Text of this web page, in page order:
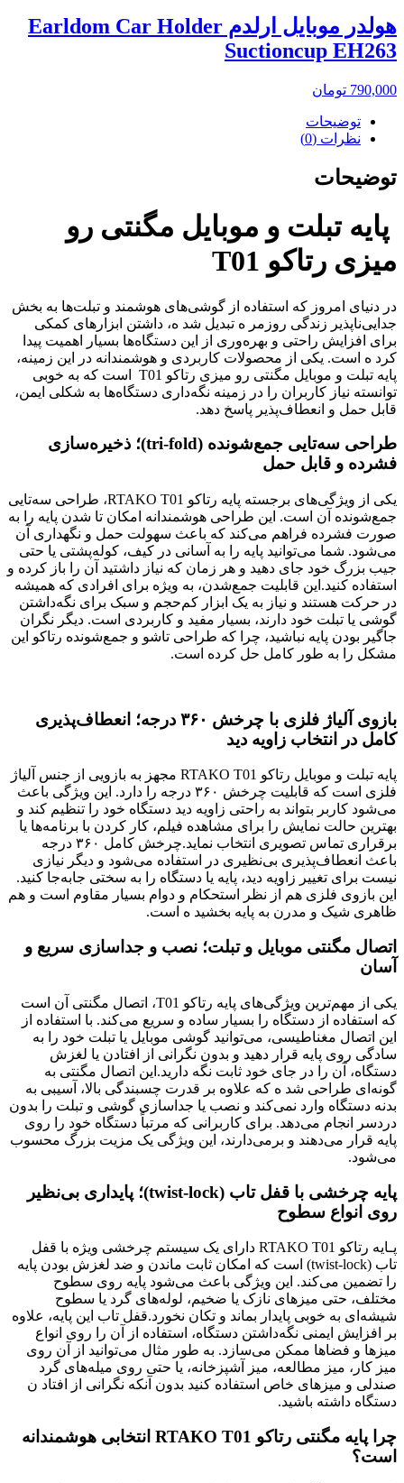
هولدر موبایل ارلدم Earldom Car Holder
Suctioncup EH263
790,000 تومان
توضیحات
نظرات (0)
توضیحات
پایه تبلت و موبایل مگنتی رو
میزی رتاکو T01
در دنیای امروز که استفاده از گوشی‌های هوشمند و تبلت‌ها به بخش
جدایی‌ناپذیر زندگی روزمر ه تبدیل شد ه، داشتن ابزارهای کمکی
برای افزایش راحتی و بهره‌وری از این دستگاه‌ها بسیار اهمیت پیدا
کرد ه است. یکی از محصولات کاربردی و هوشمندانه در این زمینه،
پایه تبلت و موبایل مگنتی رو میزی رتاکو T01 است که به خوبی
توانسته نیاز کاربران را در زمینه نگه‌داری دستگاه‌ها به شکلی ایمن،
قابل حمل و انعطاف‌پذیر پاسخ دهد.
طراحی سه‌تایی جمع‌شونده (tri-fold)؛ ذخیره‌سازی
فشرده و قابل حمل
یکی از ویژگی‌های برجسته پایه رتاکو RTAKO T01، طراحی سه‌تایی
جمع‌شونده آن است. این طراحی هوشمندانه امکان تا شدن پایه را به
صورت فشرده فراهم می‌کند که باعث سهولت حمل و نگهداری آن
می‌شود. شما می‌توانید پایه را به آسانی در کیف، کوله‌پشتی یا حتی
جیب بزرگ خود جای دهید و هر زمان که نیاز داشتید آن را باز کرده و
استفاده کنید.این قابلیت جمع‌شدن، به ویژه برای افرادی که همیشه
در حرکت هستند و نیاز به یک ابزار کم‌حجم و سبک برای نگه‌داشتن
گوشی یا تبلت خود دارند، بسیار مفید و کاربردی است. دیگر نگران
جاگیر بودن پایه نباشید، چرا که طراحی تاشو و جمع‌شونده رتاکو این
مشکل را به طور کامل حل کرده است.
بازوی آلیاژ فلزی با چرخش ۳۶۰ درجه؛ انعطاف‌پذیری
کامل در انتخاب زاویه دید
پایه تبلت و موبایل رتاکو RTAKO T01 مجهز به بازویی از جنس آلیاژ
فلزی است که قابلیت چرخش ۳۶۰ درجه را دارد. این ویژگی باعث
می‌شود کاربر بتواند به راحتی زاویه دید دستگاه خود را تنظیم کند و
بهترین حالت نمایش را برای مشاهده فیلم، کار کردن با برنامه‌ها یا
برقراری تماس تصویری انتخاب نماید.چرخش کامل ۳۶۰ درجه
باعث انعطاف‌پذیری بی‌نظیری در استفاده می‌شود و دیگر نیازی
نیست برای تغییر زاویه دید، پایه یا دستگاه را به سختی جا‌به‌جا کنید.
این بازوی فلزی هم از نظر استحکام و دوام بسیار مقاوم است و هم
ظاهری شیک و مدرن به پایه بخشید ه است.
اتصال مگنتی موبایل و تبلت؛ نصب و جداسازی سریع و
آسان
یکی از مهم‌ترین ویژگی‌های پایه رتاکو T01، اتصال مگنتی آن است
که استفاده از دستگاه را بسیار ساده و سریع می‌کند. با استفاده از
این اتصال مغناطیسی، می‌توانید گوشی موبایل یا تبلت خود را به
سادگی روی پایه قرار دهید و بدون نگرانی از افتادن یا لغزش
دستگاه، آن را در جای خود ثابت نگه دارید.این اتصال مگنتی به
گونه‌ای طراحی شد ه که علاوه بر قدرت چسبندگی بالا، آسیبی به
بدنه دستگاه وارد نمی‌کند و نصب یا جداسازی گوشی و تبلت را بدون
دردسر انجام می‌دهد. برای کاربرانی که مرتباً دستگاه خود را روی
پایه قرار می‌دهند و برمی‌دارند، این ویژگی یک مزیت بزرگ محسوب
می‌شود.
پایه چرخشی با قفل تاب (twist-lock)؛ پایداری بی‌نظیر
روی انواع سطوح
پـایه رتاکو RTAKO T01 دارای یک سیستم چرخشی ویژه با قفل
تاب (twist-lock) است که امکان ثابت ماندن و ضد لغزش بودن پایه
را تضمین می‌کند. این ویژگی باعث می‌شود پایه روی سطوح
مختلف، حتی میزهای نازک یا ضخیم، لوله‌های گرد یا سطوح
شیشه‌ای به خوبی پایدار بماند و تکان نخورد.قفل تاب این پایه، علاوه
بر افزایش ایمنی نگه‌داشتن دستگاه، استفاده از آن را روی انواع
میزها و فضاها ممکن می‌سازد. به طور مثال می‌توانید از آن روی
میز کار، میز مطالعه، میز آشپزخانه، یا حتی روی میله‌های گرد
صندلی و میزهای خاص استفاده کنید بدون آنکه نگرانی از افتاد ن
دستگاه داشته باشید.
چرا پایه مگنتی رتاکو RTAKO T01 انتخابی هوشمندانه
است؟